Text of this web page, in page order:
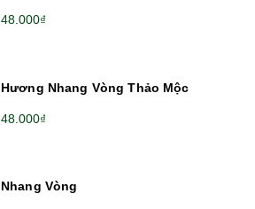
48.000₫
Hương Nhang Vòng Thảo Mộc
48.000₫
Nhang Vòng